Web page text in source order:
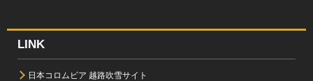
LINK
日本コロムビア 越路吹雪サイト